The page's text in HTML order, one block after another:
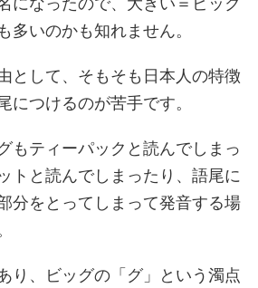
多いのかも知れません。
として、そもそも日本人の特徴
につけるのが苦手です。
もティーパックと読んでしまっ
トと読んでしまったり、語尾に
分をとってしまって発音する場
り、ビッグの「グ」という濁点